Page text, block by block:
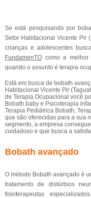
Se está pesquisando por
Setor Habitacional Vicente Pir
crianças e adolescentes
FundamenTO como a melhor
quando o assunto é terapia
Está em busca de bobath
Habitacional Vicente Pir
de Terapia Ocupacional você
Bobath baby e Psicoterapia
Terapia Pediátrica Bobath,
que são oferecidas para a sua
segmento, a empresa
cuidadoso e que busca a
Bobath avançado
O método Bobath avançado é
tratamento de distúrbios
fisioterapeutas